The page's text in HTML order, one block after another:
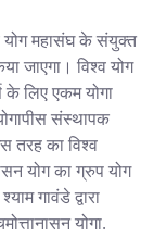
योग महासंघ के संयुक्त
जाएगा। विश्व योग
लिए एकम योगा
संस्थापक
तरह का विश्व
योग का ग्रुप योग
गावंडे द्वारा
योगा.